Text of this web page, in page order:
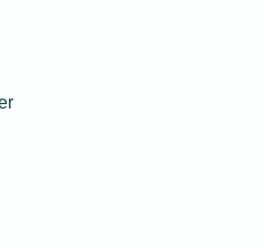
til at kontakte
dig godt